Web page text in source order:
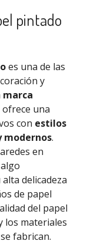
pintado
es una de las
y
marca
ofrece una
con estilos
modernos.
en
delicadeza
de papel
del papel
los materiales
fabrican.